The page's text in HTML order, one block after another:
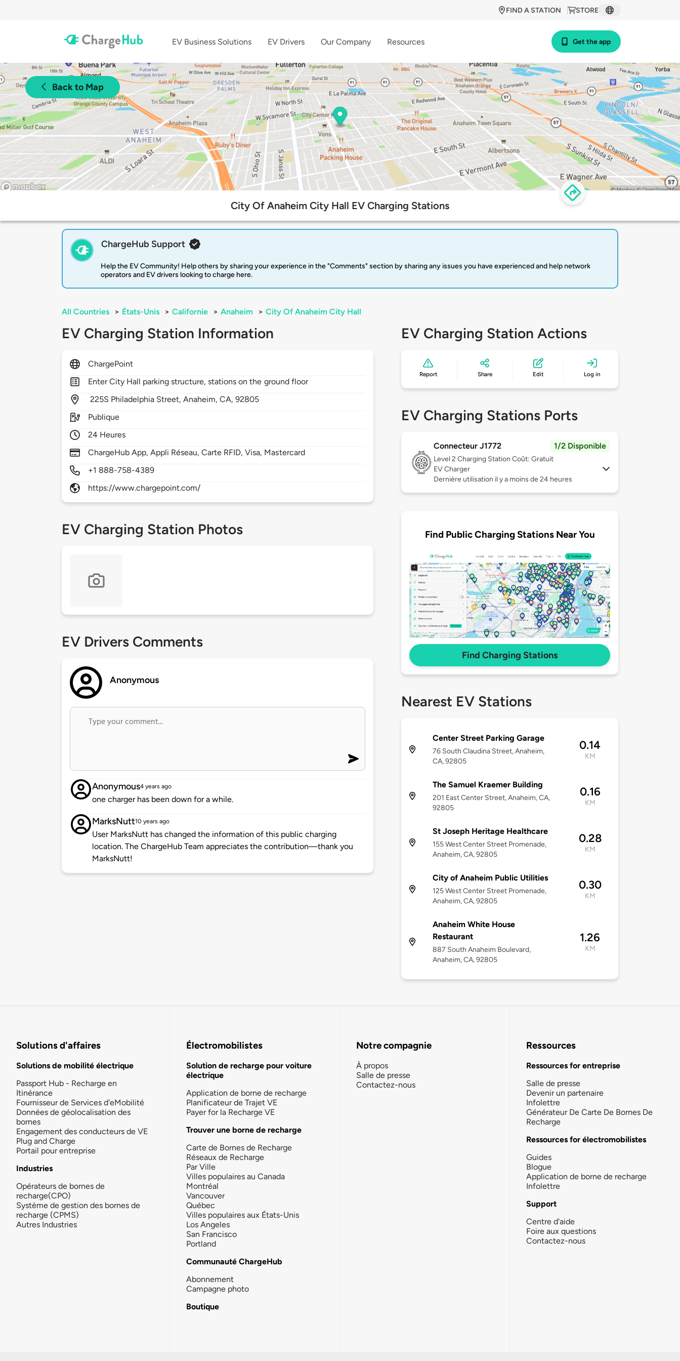
STORE
FIND A STATION
EV Business Solutions EV Drivers Our Company Resources Get the app
Back to Map
City Of Anaheim City Hall EV Charging Stations
ChargeHub Support
Help the EV Community! Help others by sharing your experience in the "Comments" section by sharing any issues you have experienced and help network
operators and EV drivers looking to charge here.
All Countries > États-Unis > Californie > Anaheim > City Of Anaheim City Hall
EV Charging Station Information
ChargePoint
Enter City Hall parking structure, stations on the ground floor
225S Philadelphia Street,Anaheim,CA,92805
Publique
24 Heures
ChargeHub App, Appli Réseau, Carte RFID, Visa, Mastercard
+1 888-758-4389
https://www.chargepoint.com/
EV Charging Station Photos
EV Drivers Comments
Anonymous
Anonymous4 years ago
one charger has been down for a while.
MarksNutt10 years ago
User MarksNutt has changed the information of this public charging
location. The ChargeHub Team appreciates the contribution—thank you
MarksNutt!
EV Charging Station Actions
Report Share Edit Log in
EV Charging Stations Ports
Connecteur J1772 1/2 Disponible
Level 2 Charging Station Coût: Gratuit
EV Charger
Dernière utilisation il y a moins de 24 heures
Find Public Charging Stations Near You
Find Charging Stations
Nearest EV Stations
Center Street Parking Garage
76 South Claudina Street, Anaheim,
CA, 92805
0.14
KM
The Samuel Kraemer Building
201 East Center Street, Anaheim, CA,
92805
0.16
KM
St Joseph Heritage Healthcare
155 West Center Street Promenade,
Anaheim, CA, 92805
0.28
KM
City of Anaheim Public Utilities
125 West Center Street Promenade,
Anaheim, CA, 92805
0.30
KM
Anaheim White House
Restaurant
887 South Anaheim Boulevard,
Anaheim, CA, 92805
1.26
KM
Solutions d'affaires
Solutions de mobilité électrique
Passport Hub - Recharge en
Itinérance
Fournisseur de Services d'eMobilité
Données de géolocalisation des
bornes
Engagement des conducteurs de VE
Plug and Charge
Portail pour entreprise
Industries
Opérateurs de bornes de
recharge(CPO)
Système de gestion des bornes de
recharge (CPMS)
Autres Industries
Électromobilistes
Solution de recharge pour voiture
électrique
Application de borne de recharge
Planificateur de Trajet VE
Payer for la Recharge VE
Trouver une borne de recharge
Carte de Bornes de Recharge
Réseaux de Recharge
Par Ville
Villes populaires au Canada
Montréal
Vancouver
Québec
Villes populaires aux États-Unis
Los Angeles
San Francisco
Portland
Communauté ChargeHub
Abonnement
Campagne photo
Boutique
Notre compagnie
À propos
Salle de presse
Contactez-nous
Ressources
Ressources for entreprise
Salle de presse
Devenir un partenaire
Infolettre
Générateur De Carte De Bornes De
Recharge
Ressources for électromobilistes
Guides
Blogue
Application de borne de recharge
Infolettre
Support
Centre d'aide
Foire aux questions
Contactez-nous